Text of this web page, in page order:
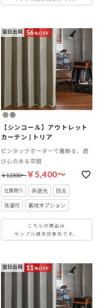
翌日出荷 56%OFF
【シンコール】アウトレット
カーテン | トリア
ピンタックボーダーで着飾る、遊
び心のある空間
￥12300～￥5,400～
非遮光 防炎
洗濯可 裏地オプション
こちらの商品は
サンプル請求対象外です。
翌日出荷 11%OFF